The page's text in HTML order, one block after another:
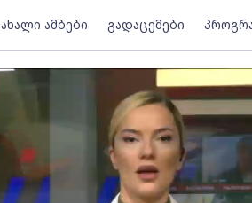
ახალი ამბები გადაცემები